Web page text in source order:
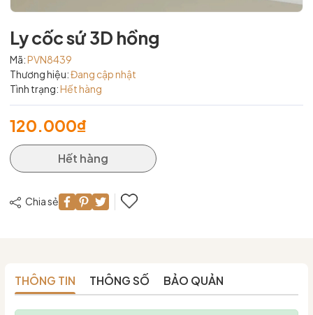
Ly cốc sứ 3D hồng
Mã:PVN8439
Thương hiệu:Đang cập nhật
Tình trạng:Hết hàng
120.000₫
Hết hàng
Chia sẻ
THÔNG TIN THÔNG SỐ BẢO QUẢN